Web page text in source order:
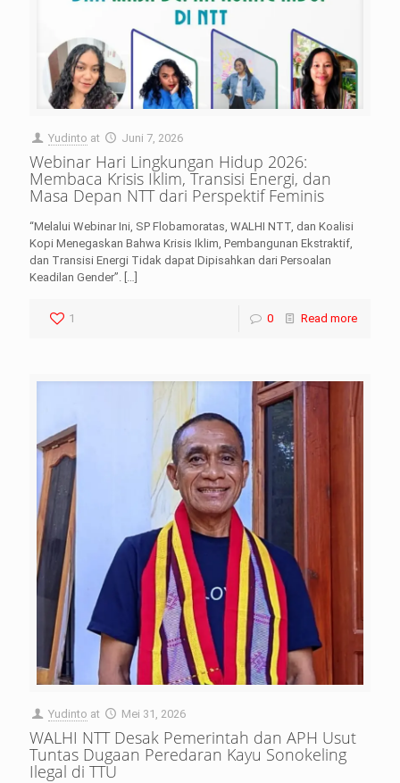
Yudinto at Juni 7, 2026
Webinar Hari Lingkungan Hidup 2026:
Membaca Krisis Iklim, Transisi Energi, dan
Masa Depan NTT dari Perspektif Feminis
“Melalui Webinar Ini, SP Flobamoratas, WALHI NTT, dan Koalisi
Kopi Menegaskan Bahwa Krisis Iklim, Pembangunan Ekstraktif,
dan Transisi Energi Tidak dapat Dipisahkan dari Persoalan
Keadilan Gender”.
1 0 Read more
Yudinto at Mei 31, 2026
WALHI NTT Desak Pemerintah dan APH Usut
Tuntas Dugaan Peredaran Kayu Sonokeling
Ilegal di TTU